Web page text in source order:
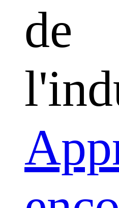
de